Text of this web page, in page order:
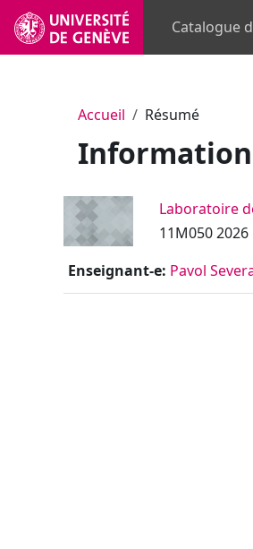
Passer au contenu principal
Catalogue
Accueil Résumé
Laboratoire
11M050 2026
Enseignant-e: Pavol